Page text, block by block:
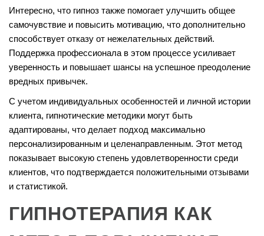
Интересно, что гипноз также помогает улучшить общее
самочувствие и повысить мотивацию, что дополнительно
способствует отказу от нежелательных действий.
Поддержка профессионала в этом процессе усиливает
уверенность и повышает шансы на успешное преодоление
вредных привычек.
С учетом индивидуальных особенностей и личной истории
клиента, гипнотические методики могут быть
адаптированы, что делает подход максимально
персонализированным и целенаправленным. Этот метод
показывает высокую степень удовлетворенности среди
клиентов, что подтверждается положительными отзывами
и статистикой.
ГИПНОТЕРАПИЯ КАК